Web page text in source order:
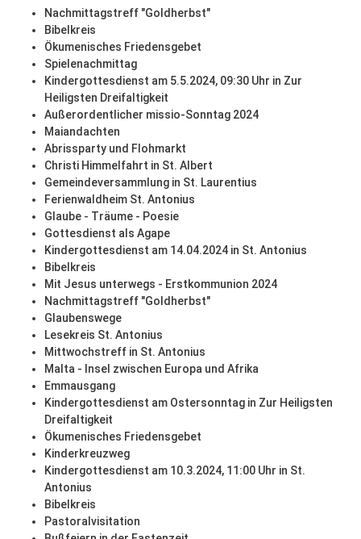
Nachmittagstreff "Goldherbst"
Bibelkreis
Ökumenisches Friedensgebet
Spielenachmittag
Kindergottesdienst am 5.5.2024, 09:30 Uhr in Zur
Heiligsten Dreifaltigkeit
Außerordentlicher missio-Sonntag 2024
Maiandachten
Abrissparty und Flohmarkt
Christi Himmelfahrt in St. Albert
Gemeindeversammlung in St. Laurentius
Ferienwaldheim St. Antonius
Glaube - Träume - Poesie
Gottesdienst als Agape
Kindergottesdienst am 14.04.2024 in St. Antonius
Bibelkreis
Mit Jesus unterwegs - Erstkommunion 2024
Nachmittagstreff "Goldherbst"
Glaubenswege
Lesekreis St. Antonius
Mittwochstreff in St. Antonius
Malta - Insel zwischen Europa und Afrika
Emmausgang
Kindergottesdienst am Ostersonntag in Zur Heiligsten
Dreifaltigkeit
Ökumenisches Friedensgebet
Kinderkreuzweg
Kindergottesdienst am 10.3.2024, 11:00 Uhr in St.
Antonius
Bibelkreis
Pastoralvisitation